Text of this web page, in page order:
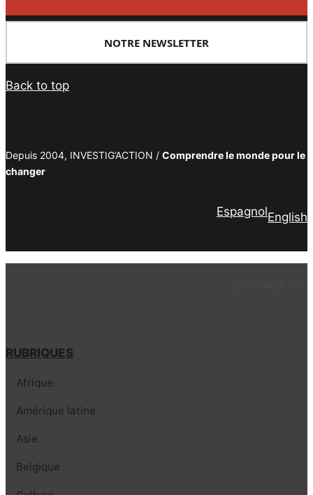
NOTRE NEWSLETTER
Back to top
Depuis 2004, INVESTIG’ACTION / Comprendre le monde pour le
changer
EspagnolEnglish
RUBRIQUES
Afrique
Amérique latine
Asie
Belgique